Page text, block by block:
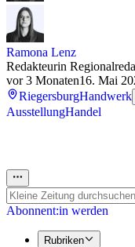
Ramona Lenz
Redakteurin
vor 3 Monaten16. Mai
RiegersburgHandwerk
AusstellungHandel
Abonnent:in werden
Rubriken